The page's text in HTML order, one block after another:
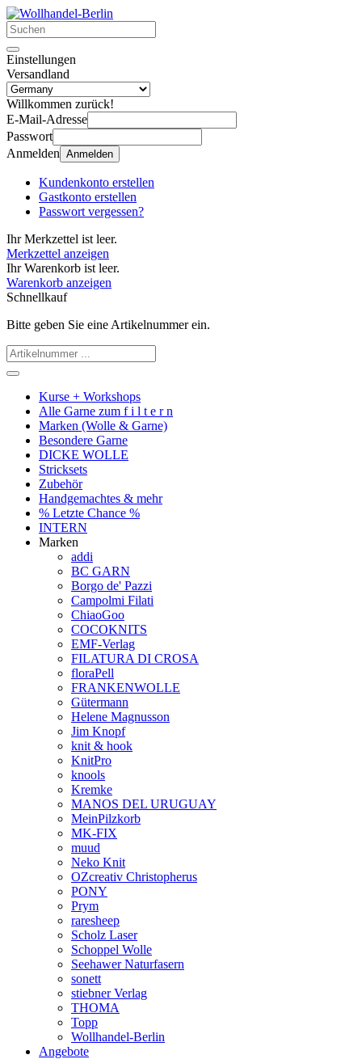
Einstellungen
Versandland
Willkommen zurück!
E-Mail-Adresse
Passwort
Anmelden Anmelden
Kundenkonto erstellen
Gastkonto erstellen
Passwort vergessen?
Ihr Merkzettel ist leer.
Merkzettel anzeigen
Ihr Warenkorb ist leer.
Warenkorb anzeigen
Schnellkauf
Bitte geben Sie eine Artikelnummer ein.
Kurse + Workshops
Alle Garne zum f i l t e r n
Marken (Wolle & Garne)
Besondere Garne
DICKE WOLLE
Stricksets
Zubehör
Handgemachtes & mehr
% Letzte Chance %
INTERN
Marken
addi
BC GARN
Borgo de' Pazzi
Campolmi Filati
ChiaoGoo
COCOKNITS
EMF-Verlag
FILATURA DI CROSA
floraPell
FRANKENWOLLE
Gütermann
Helene Magnusson
Jim Knopf
knit & hook
KnitPro
knools
Kremke
MANOS DEL URUGUAY
MeinPilzkorb
MK-FIX
muud
Neko Knit
OZcreativ Christopherus
PONY
Prym
raresheep
Scholz Laser
Schoppel Wolle
Seehawer Naturfasern
sonett
stiebner Verlag
THOMA
Topp
Wollhandel-Berlin
Angebote